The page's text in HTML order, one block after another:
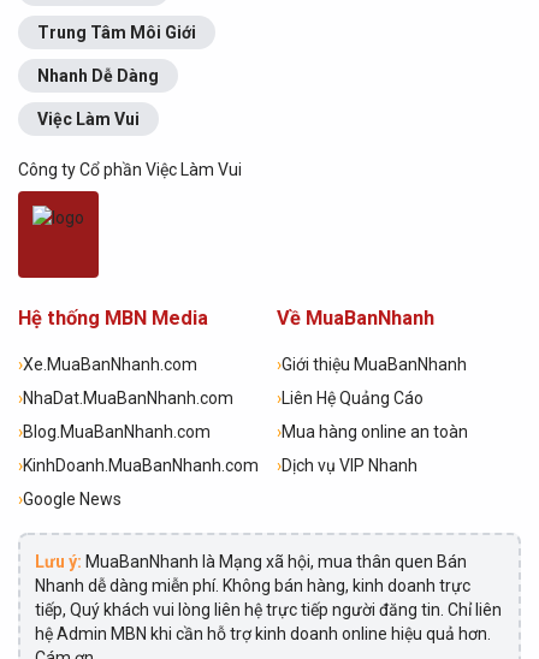
Trung Tâm Môi Giới
Nhanh Dễ Dàng
Việc Làm Vui
Công ty Cổ phần Việc Làm Vui
Hệ thống MBN Media
›Xe.MuaBanNhanh.com
›NhaDat.MuaBanNhanh.com
›Blog.MuaBanNhanh.com
›KinhDoanh.MuaBanNhanh.com
›Google News
Về MuaBanNhanh
›Giới thiệu MuaBanNhanh
›Liên Hệ Quảng Cáo
›Mua hàng online an toàn
›Dịch vụ VIP Nhanh
Lưu ý: MuaBanNhanh là Mạng xã hội, mua thân quen Bán
Nhanh dễ dàng miễn phí. Không bán hàng, kinh doanh trực
tiếp, Quý khách vui lòng liên hệ trực tiếp người đăng tin. Chỉ liên
hệ Admin MBN khi cần hỗ trợ kinh doanh online hiệu quả hơn.